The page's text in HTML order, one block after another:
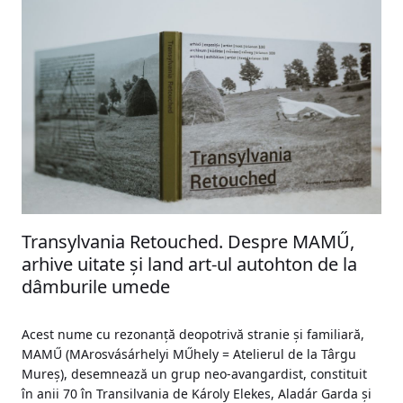
Transylvania Retouched. Despre MAMŰ,
arhive uitate și land art-ul autohton de la
dâmburile umede
Acest nume cu rezonanță deopotrivă stranie și familiară,
MAMŰ (MArosvásárhelyi MŰhely = Atelierul de la Târgu
Mureș), desemnează un grup neo-avangardist, constituit
în anii 70 în Transilvania de Károly Elekes, Aladár Garda și